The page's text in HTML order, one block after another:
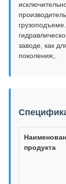
заводе, как
поколения;.
продукта